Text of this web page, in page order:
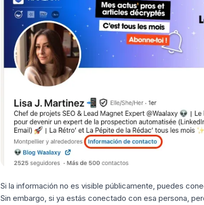
Si la información no es visible públicamente, puedes
Sin embargo, si ya estás conectado con esa persona,